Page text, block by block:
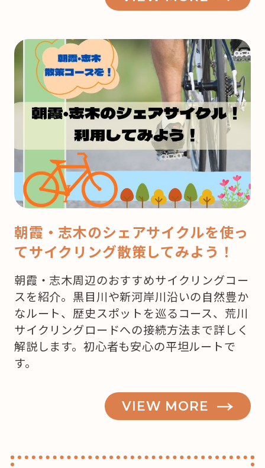
う
来
月
ク
マ
ス！
ど
こ
ケ
ー
を
買
お
う
か
な？”
朝霞・志木のシェアサイクルを使っ
てサイクリング散策してみよう！
朝霞・志木周辺のおすすめサイクリングコー
スを紹介。黒目川や新河岸川沿いの自然豊か
なルート、歴史スポットを巡るコース、荒川
サイクリングロードへの接続方法まで詳しく
解説します。初心者も安心の平坦ルートで
す。
VIEW MORE